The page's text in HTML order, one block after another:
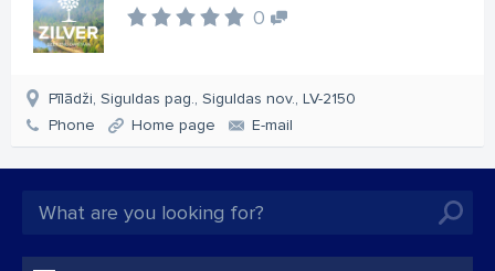
0
Pīlādži, Siguldas pag., Siguldas nov., LV-2150
Phone
Home page E-mail